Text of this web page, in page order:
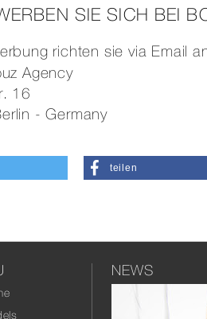
SIE SICH BEI
richten sie via Email
Agency
16
- Germany
teilen
NEWS